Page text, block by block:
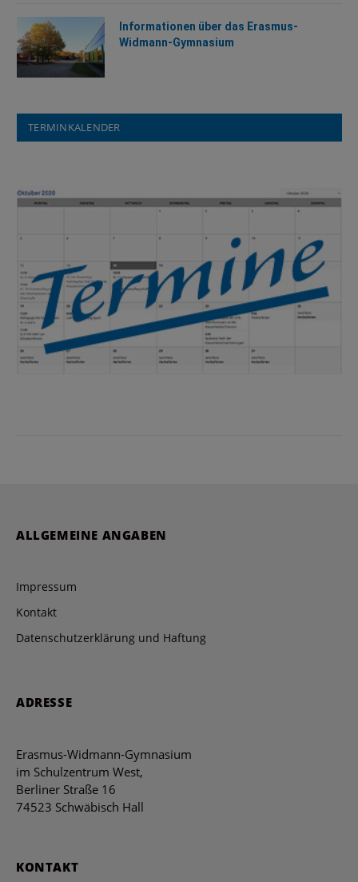
Informationen über das Erasmus-
Widmann-Gymnasium
TERMINKALENDER
ALLGEMEINE ANGABEN
Impressum
Kontakt
Datenschutzerklärung und Haftung
ADRESSE
Erasmus-Widmann-Gymnasium
im Schulzentrum West,
Berliner Straße 16
74523 Schwäbisch Hall
KONTAKT